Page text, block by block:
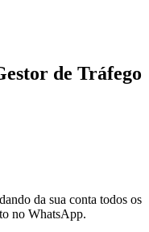
de Tráfego
da sua conta todos os
no WhatsApp.